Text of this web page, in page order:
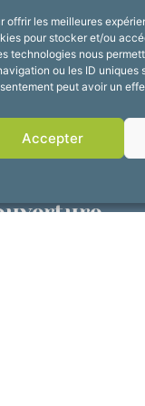
offrir les meilleures
pour stocker et/ou
technologies nous
ou les ID uniques
peut avoir un
Accepter